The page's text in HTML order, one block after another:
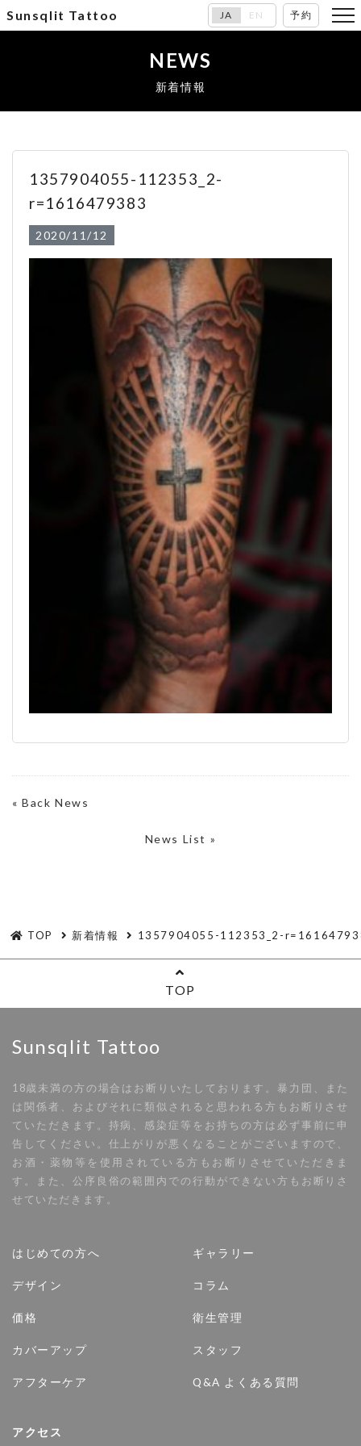
Sunsqlit Tattoo JA EN 予約
NEWS
新着情報
1357904055-112353_2-
r=1616479383
2020/11/12
«Back News
News List »
TOP 新着情報 1357904055-112353_2-
TOP
Sunsqlit Tattoo
18歳未満の方の場合はお断りいたしております。暴力団、また
は関係者、およびそれに類似されると思われる方もお断りさせ
ていただきます。持病、感染症等をお持ちの方は必ず事前に申
告してください。仕上がりが悪くなることがございますので、
お酒・薬物等を使用されている方もお断りさせていただきま
す。また、公序良俗の範囲内での行動ができない方もお断りさ
せていただきます。
はじめての方へ
デザイン
価格
カバーアップ
アフターケア
ギャラリー
コラム
衛生管理
スタッフ
Q&A よくある質問
アクセス